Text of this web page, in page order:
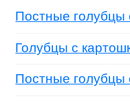
Постные голубцы
Голубцы с
Постные голубцы